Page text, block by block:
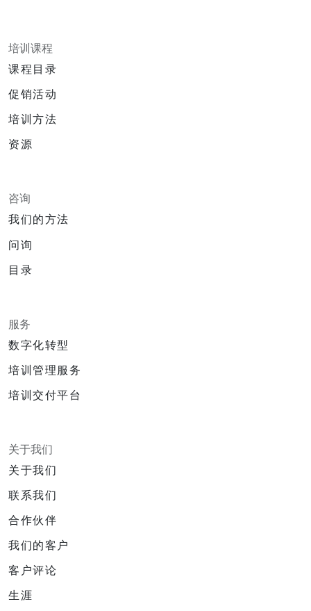
培训课程
课程目录
促销活动
培训方法
资源
咨询
我们的方法
问询
目录
服务
数字化转型
培训管理服务
培训交付平台
关于我们
关于我们
联系我们
合作伙伴
我们的客户
客户评论
生涯